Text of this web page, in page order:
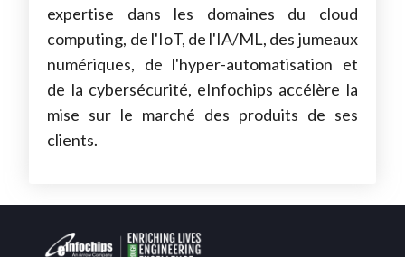
expertise dans les domaines du cloud
computing, de l'IoT, de l'IA/ML, des jumeaux
numériques, de l'hyper-automatisation et
de la cybersécurité, eInfochips accélère la
mise sur le marché des produits de ses
clients.